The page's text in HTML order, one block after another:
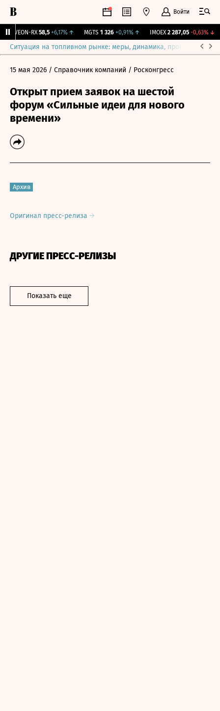
Войти
VEON-RX 58,5 +6,17%↑ MGTS 1 326 +0,91% ↑ IMOEX 2 287,05 -0,63%↓
Ситуация на топливном рынке: меры, динамика, прогнозы
15 мая 2026 / Справочник компаний / Росконгресс
Открыт прием заявок на шестой
форум «Сильные идеи для нового
времени»
Архив
Оригинал пресс-релиза
ДРУГИЕ ПРЕСС-РЕЛИЗЫ
Показать еще